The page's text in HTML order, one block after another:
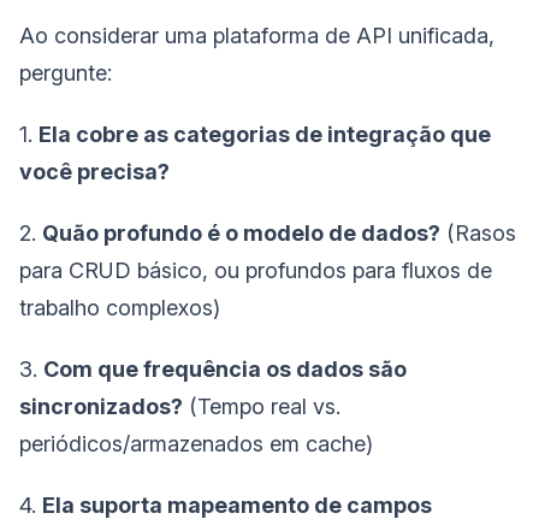
Ao considerar uma plataforma de API unificada,
pergunte:
1. Ela cobre as categorias de integração que
você precisa?
2. Quão profundo é o modelo de dados? (Rasos
para CRUD básico, ou profundos para fluxos de
trabalho complexos)
3. Com que frequência os dados são
sincronizados? (Tempo real vs.
periódicos/armazenados em cache)
4. Ela suporta mapeamento de campos